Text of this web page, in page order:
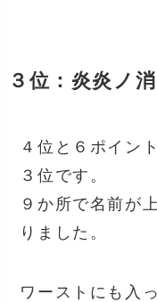
３位：炎炎ノ
４位と６ポイン
３位です。
９か所で名前が
りました。
ワーストにも入